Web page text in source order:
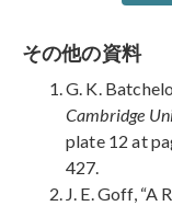
その他の資料
G. K.
Cambridge
plate 12 at
427.
J. E. Goff, “A